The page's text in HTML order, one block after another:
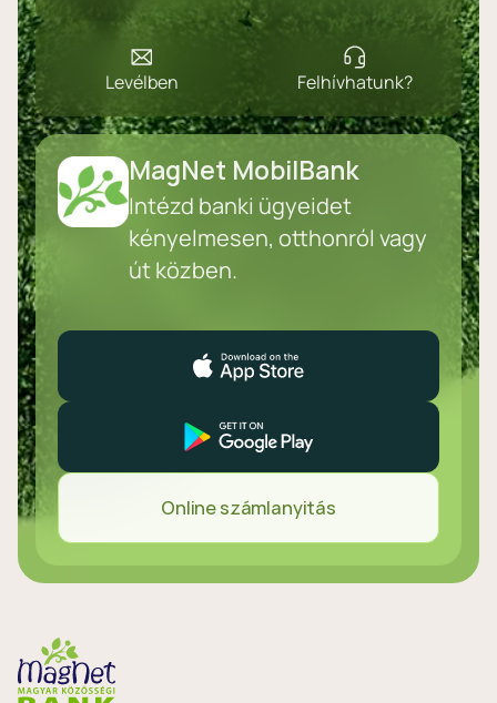
Levélben Felhívhatunk?
MagNet MobilBank
Intézd banki ügyeidet
kényelmesen, otthonról vagy
út közben.
Online számlanyitás